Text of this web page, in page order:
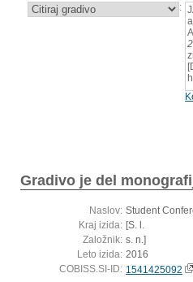
:
Gradivo je del
Naslov: Student
Kraj izida: [S. l.
Založnik: s. n.]
Leto izida: 2016
COBISS.SI-ID: 1541425092